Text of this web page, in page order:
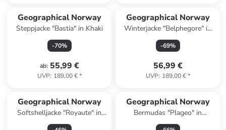
Geographical Norway
Steppjacke "Bastia" in Khaki
-70%
ab: 55,99 €
UVP: 189,00 €*
Geographical Norway
Winterjacke "Belphegore" in
Dunkelblau
-69%
56,99 €
UVP: 189,00 €*
Geographical Norway
Softshelljacke "Royaute" in
Rot
Geographical Norway
Bermudas "Plageo" in
Dunkelblau